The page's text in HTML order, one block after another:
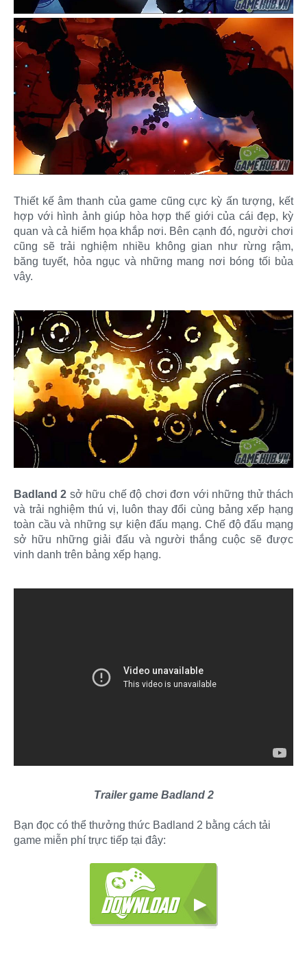
Thiết kế âm thanh của game cũng cực kỳ ấn tượng, kết
hợp với hình ảnh giúp hòa hợp thế giới của cái đẹp, kỳ
quan và cả hiểm họa khắp nơi. Bên cạnh đó, người chơi
cũng sẽ trải nghiệm nhiều không gian như rừng rậm,
băng tuyết, hỏa ngục và những mang nơi bóng tối bủa
vây.
Badland 2 sở hữu chế độ chơi đơn với những thử thách
và trải nghiệm thú vị, luôn thay đổi cùng bảng xếp hạng
toàn cầu và những sự kiện đấu mạng. Chế độ đấu mạng
sở hữu những giải đấu và người thắng cuộc sẽ được
vinh danh trên bảng xếp hạng.
Trailer game Badland 2
Bạn đọc có thể thưởng thức Badland 2 bằng cách tải
game miễn phí trực tiếp tại đây: